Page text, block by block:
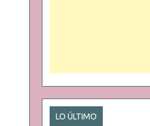
LO ÚLTIMO